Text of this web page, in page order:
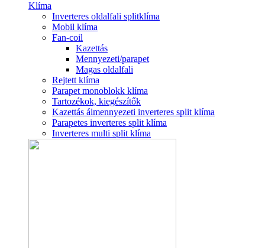
Klíma
Inverteres oldalfali splitklíma
Mobil klíma
Fan-coil
Kazettás
Mennyezeti/parapet
Magas oldalfali
Rejtett klíma
Parapet monoblokk klíma
Tartozékok, kiegészítők
Kazettás álmennyezeti inverteres split klíma
Parapetes inverteres split klíma
Inverteres multi split klíma